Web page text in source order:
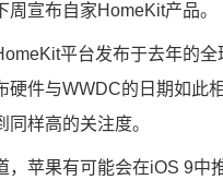
周宣布自家HomeKit产品。
平台发布于去年的
硬件与WWDC的日期如此
同样高的关注度。
，苹果有可能会在iOS 9中